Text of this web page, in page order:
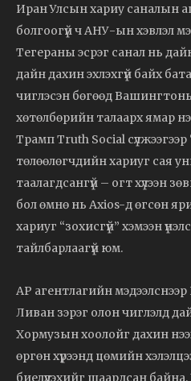
Иран Улсын хариу саналын
болгоогүй ч АНУ-ын хэвлэл
Тегераны эсрэг санал нь
дайн дахин эхлэхгүй байх
чиглэсэн бөгөөд
хөтөлбөрийн талаарх ямар
Трамп Truth Social
төлөөлөгчдийн хариуг сая
таалагдсангүй – огт хүлээн
бол өмнө нь Axios-д өгсөн
хариуг “зохисгүй” хэмээн
тайлбарлаагүй юм.
AP агентлагийн
Ливан зэрэг олон чиглэлд
Хормузын хоолойг дахин
өргөн хүрээнд цөмийн
биелүүлэхийг шаардсан